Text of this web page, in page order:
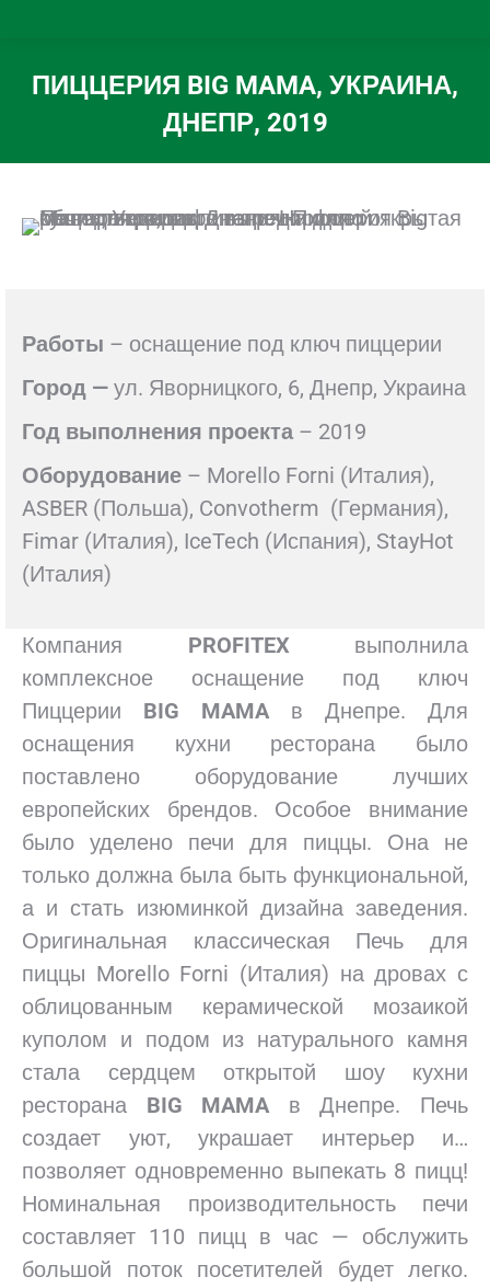
ПИЦЦЕРИЯ BIG MAMA, УКРАИНА,
ДНЕПР, 2019
Вы здесь:
Работы – оснащение под ключ пиццерии
Город — ул. Яворницкого, 6, Днепр, Украина
Год выполнения проекта – 2019
Оборудование – Morello Forni (Италия),
ASBER (Польша), Convotherm (Германия),
Fimar (Италия), IceTech (Испания), StayHot
(Италия)
Компания PROFITEXвыполнила
комплексное оснащение под ключ
Пиццерии BIG MAMAв Днепре. Для
оснащения кухни ресторана было
поставлено оборудование лучших
европейских брендов. Особое внимание
было уделено печи для пиццы. Она не
только должна была быть функциональной,
а и стать изюминкой дизайна заведения.
Оригинальная классическая Печь для
пиццы Morello Forni (Италия) на дровах с
облицованным керамической мозаикой
куполом и подом из натурального камня
стала сердцем открытой шоу кухни
ресторана BIG MAMAв Днепре. Печь
создает уют, украшает интерьер и…
позволяет одновременно выпекать 8 пицц!
Номинальная производительность печи
составляет 110 пицц в час — обслужить
большой поток посетителей будет легко.